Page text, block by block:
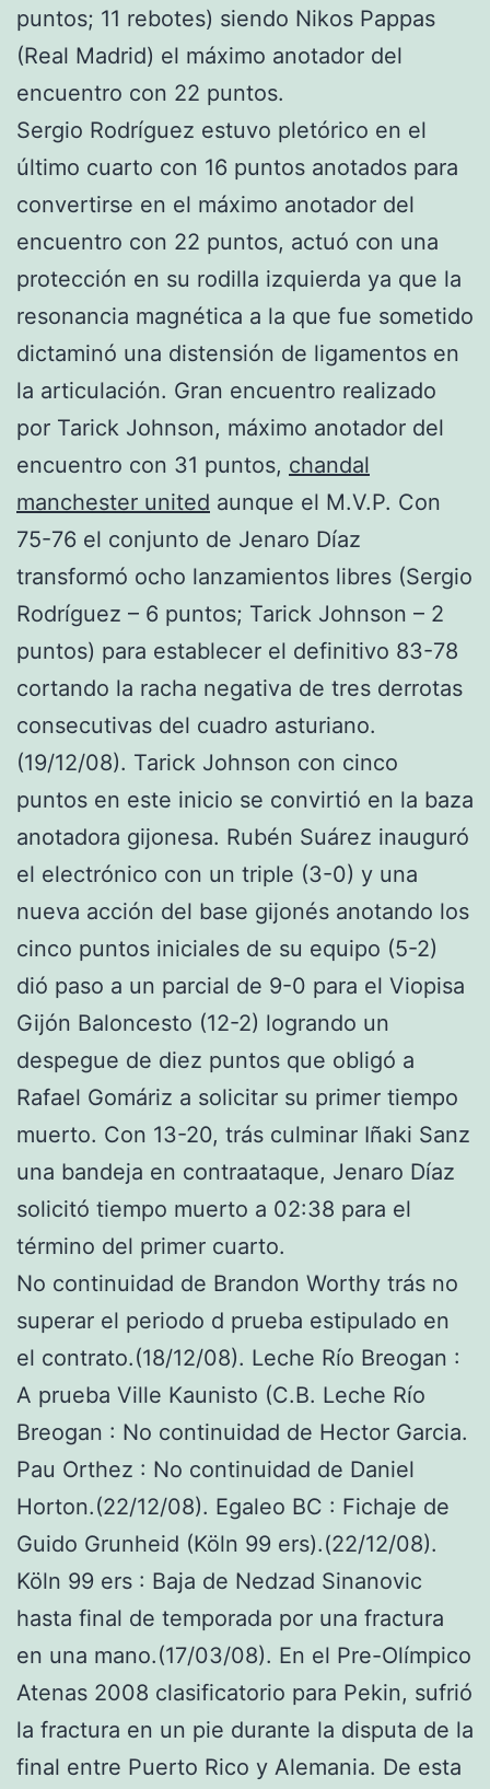
puntos; 11 rebotes) siendo Nikos Pappas
(Real Madrid) el máximo anotador del
encuentro con 22 puntos.
Sergio Rodríguez estuvo pletórico en el
último cuarto con 16 puntos anotados para
convertirse en el máximo anotador del
encuentro con 22 puntos, actuó con una
protección en su rodilla izquierda ya que la
resonancia magnética a la que fue sometido
dictaminó una distensión de ligamentos en
la articulación. Gran encuentro realizado
por Tarick Johnson, máximo anotador del
encuentro con 31 puntos, chandal
manchester united aunque el M.V.P. Con
75-76 el conjunto de Jenaro Díaz
transformó ocho lanzamientos libres (Sergio
Rodríguez – 6 puntos; Tarick Johnson – 2
puntos) para establecer el definitivo 83-78
cortando la racha negativa de tres derrotas
consecutivas del cuadro asturiano.
(19/12/08). Tarick Johnson con cinco
puntos en este inicio se convirtió en la baza
anotadora gijonesa. Rubén Suárez inauguró
el electrónico con un triple (3-0) y una
nueva acción del base gijonés anotando los
cinco puntos iniciales de su equipo (5-2)
dió paso a un parcial de 9-0 para el Viopisa
Gijón Baloncesto (12-2) logrando un
despegue de diez puntos que obligó a
Rafael Gomáriz a solicitar su primer tiempo
muerto. Con 13-20, trás culminar Iñaki Sanz
una bandeja en contraataque, Jenaro Díaz
solicitó tiempo muerto a 02:38 para el
término del primer cuarto.
No continuidad de Brandon Worthy trás no
superar el periodo d prueba estipulado en
el contrato.(18/12/08). Leche Río Breogan :
A prueba Ville Kaunisto (C.B. Leche Río
Breogan : No continuidad de Hector Garcia.
Pau Orthez : No continuidad de Daniel
Horton.(22/12/08). Egaleo BC : Fichaje de
Guido Grunheid (Köln 99 ers).(22/12/08).
Köln 99 ers : Baja de Nedzad Sinanovic
hasta final de temporada por una fractura
en una mano.(17/03/08). En el Pre-Olímpico
Atenas 2008 clasificatorio para Pekin, sufrió
la fractura en un pie durante la disputa de la
final entre Puerto Rico y Alemania. De esta